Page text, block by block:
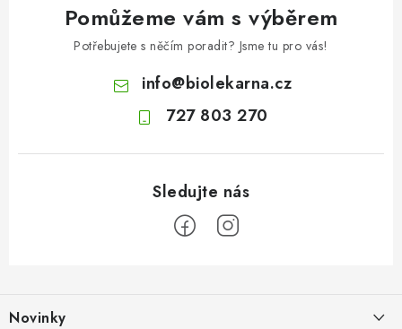
Pomůžeme vám s výběrem
Potřebujete s něčím poradit? Jsme tu pro vás!
info@biolekarna.cz
727 803 270
Novinky